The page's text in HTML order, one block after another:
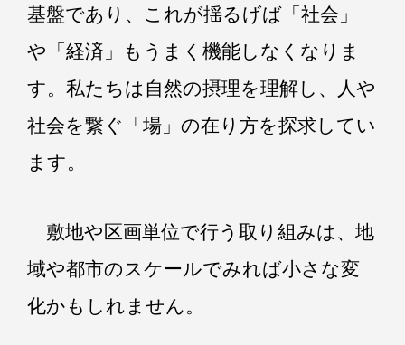
基盤であり、これが揺るげば「社会」
や「経済」もうまく機能しなくなりま
す。私たちは自然の摂理を理解し、人や
社会を繋ぐ「場」の在り方を探求してい
ます。
敷地や区画単位で行う取り組みは、地
域や都市のスケールでみれば小さな変
化かもしれません。